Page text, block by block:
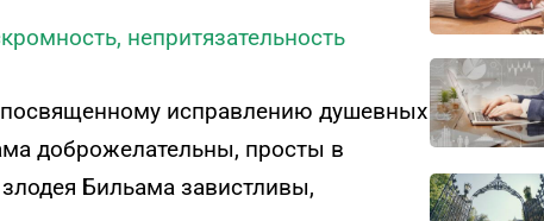
непритязательность
посвященному исправлению душевных
доброжелательны, просты в
Бильама завистливы,